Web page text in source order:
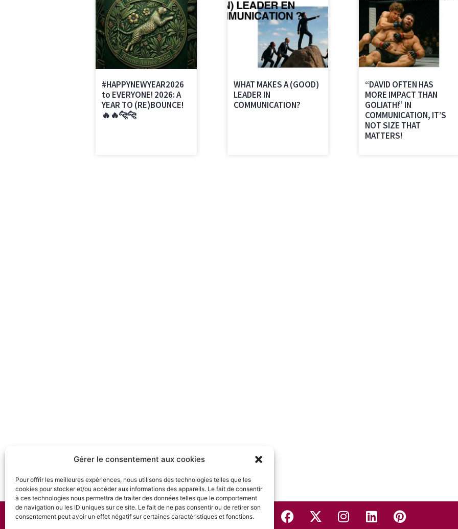
Gérer le consentement aux cookies
Pour offrir les meilleures expériences, nous utilisons des technologies telles que les
cookies pour stocker et/ou accéder aux informations des appareils. Le fait de consentir
à ces technologies nous permettra de traiter des données telles que le comportement
de navigation ou les ID uniques sur ce site. Le fait de ne pas consentir ou de retirer son
consentement peut avoir un effet négatif sur certaines caractéristiques et fonctions.
#HAPPYNEWYEAR2026
to EVERYONE! 2026: A
YEAR TO (RE)BOUNCE!
🔥🔥🐆🐆
WHAT MAKES A (GOOD)
LEADER IN
COMMUNICATION?
“DAVID OFTEN HAS
MORE IMPACT THAN
GOLIATH!” IN
COMMUNICATION, IT’S
NOT SIZE THAT
MATTERS!